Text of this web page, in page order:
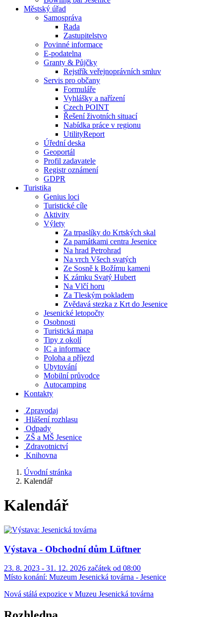
Městský úřad
Samospráva
Rada
Zastupitelstvo
Povinné informace
E-podatelna
Granty & Půjčky
Rejstřík veřejnoprávních smluv
Servis pro občany
Formuláře
Vyhlášky a nařízení
Czech POINT
Řešení životních situací
Nabídka práce v regionu
UtilityReport
Úřední deska
Geoportál
Profil zadavatele
Registr oznámení
GDPR
Turistika
Genius loci
Turistické cíle
Aktivity
Výlety
Za trpaslíky do Krtských skal
Za památkami centra Jesenice
Na hrad Petrohrad
Na vrch Všech svatých
Ze Sosně k Božímu kameni
K zámku Svatý Hubert
Na Vlčí horu
Za Tleským pokladem
Zvědavá stezka z Krt do Jesenice
Jesenické letopočty
Osobnosti
Turistická mapa
Tipy z okolí
IC a informace
Poloha a příjezd
Ubytování
Mobilní průvodce
Autocamping
Kontakty
Zpravodaj
Hlášení rozhlasu
Odpady
ZŠ a MŠ Jesenice
Zdravotnictví
Knihovna
Úvodní stránka
Kalendář
Kalendář
Výstava - Obchodní dům Lüftner
23. 8. 2023 - 31. 12. 2026 začátek od 08:00
Místo konání: Muzeum Jesenická továrna - Jesenice
Nová stálá expozice v Muzeu Jesenická továrna